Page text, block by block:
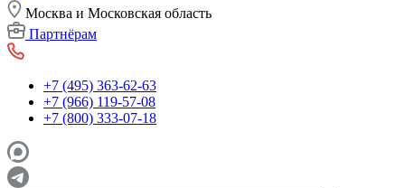
Москва и Московская область
Партнёрам
+7 (495) 363-62-63
+7 (966) 119-57-08
+7 (800) 333-07-18